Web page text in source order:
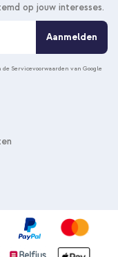
op jouw interesses.
Aanmelden
de Servicevoorwaarden van Google